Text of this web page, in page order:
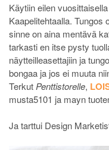
Käytiin eilen
Kaapelitehtaalla. Tungos
sinne on aina mentävä
tarkasti en itse pysty
näytteilleasettajiin ja
bongaa ja jos ei muuta
Terkut Penttistorelle,
musta5101 ja mayn
Ja tarttui Design